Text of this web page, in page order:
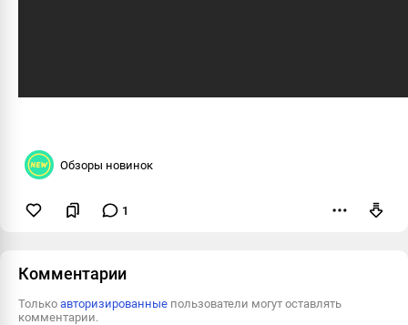
Обзоры новинок
1
Комментарии
Только авторизированные пользователи могут оставлять
комментарии.